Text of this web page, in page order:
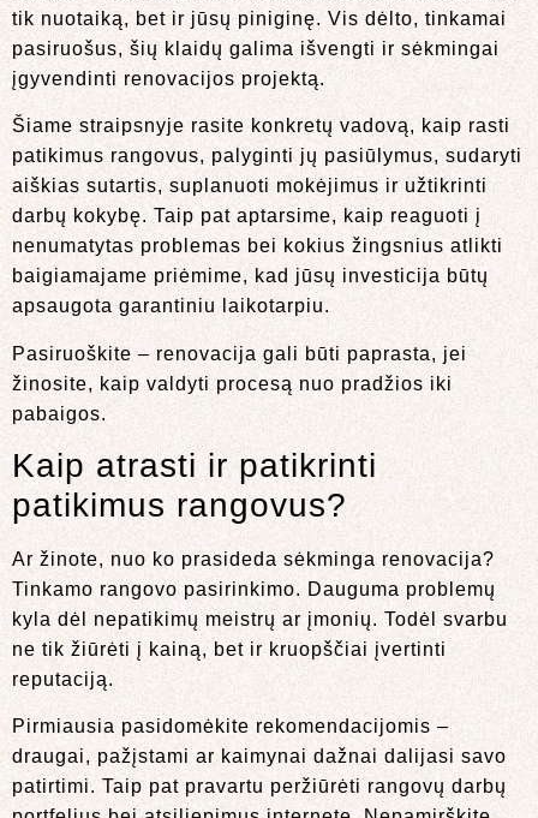
tik nuotaiką, bet ir jūsų piniginę. Vis dėlto, tinkamai
pasiruošus, šių klaidų galima išvengti ir sėkmingai
įgyvendinti renovacijos projektą.
Šiame straipsnyje rasite konkretų vadovą, kaip rasti
patikimus rangovus, palyginti jų pasiūlymus, sudaryti
aiškias sutartis, suplanuoti mokėjimus ir užtikrinti
darbų kokybę. Taip pat aptarsime, kaip reaguoti į
nenumatytas problemas bei kokius žingsnius atlikti
baigiamajame priėmime, kad jūsų investicija būtų
apsaugota garantiniu laikotarpiu.
Pasiruoškite – renovacija gali būti paprasta, jei
žinosite, kaip valdyti procesą nuo pradžios iki
pabaigos.
Kaip atrasti ir patikrinti
patikimus rangovus?
Ar žinote, nuo ko prasideda sėkminga renovacija?
Tinkamo rangovo pasirinkimo. Dauguma problemų
kyla dėl nepatikimų meistrų ar įmonių. Todėl svarbu
ne tik žiūrėti į kainą, bet ir kruopščiai įvertinti
reputaciją.
Pirmiausia pasidomėkite rekomendacijomis –
draugai, pažįstami ar kaimynai dažnai dalijasi savo
patirtimi. Taip pat pravartu peržiūrėti rangovų darbų